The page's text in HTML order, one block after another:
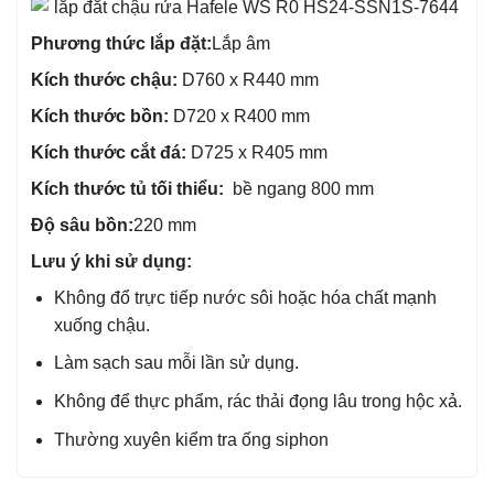
Phương thức lắp đặt: Lắp âm
Kích thước chậu: D760 x R440 mm
Kích thước bồn: D720 x R400 mm
Kích thước cắt đá: D725 x R405 mm
Kích thước tủ tối thiểu: bề ngang 800 mm
Độ sâu bồn:220 mm
Lưu ý khi sử dụng:
Không đổ trực tiếp nước sôi hoặc hóa chất mạnh
xuống chậu.
Làm sạch sau mỗi lần sử dụng.
Không để thực phẩm, rác thải đọng lâu trong hộc xả.
Thường xuyên kiểm tra ống siphon